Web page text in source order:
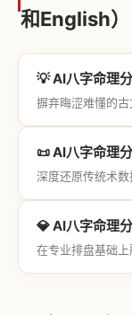
和English）
💡 AI八字命理
📜 AI八字命理
💎 AI八字命理